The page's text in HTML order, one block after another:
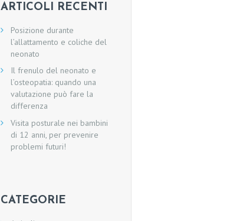
ARTICOLI RECENTI
Posizione durante
l’allattamento e coliche del
neonato
Il frenulo del neonato e
l’osteopatia: quando una
valutazione può fare la
differenza
Visita posturale nei bambini
di 12 anni, per prevenire
problemi futuri!
CATEGORIE